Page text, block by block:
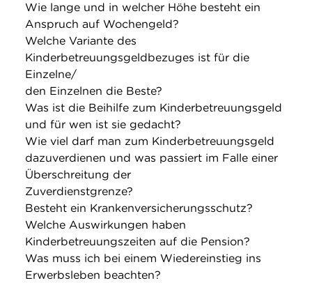
Wie lange und in welcher Höhe besteht ein
Anspruch auf Wochengeld?
Welche Variante des
Kinderbetreuungsgeldbezuges ist für die
Einzelne/
den Einzelnen die Beste?
Was ist die Beihilfe zum Kinderbetreuungsgeld
und für wen ist sie gedacht?
Wie viel darf man zum Kinderbetreuungsgeld
dazuverdienen und was passiert im Falle einer
Überschreitung der
Zuverdienstgrenze?
Besteht ein Krankenversicherungsschutz?
Welche Auswirkungen haben
Kinderbetreuungszeiten auf die Pension?
Was muss ich bei einem Wiedereinstieg ins
Erwerbsleben beachten?